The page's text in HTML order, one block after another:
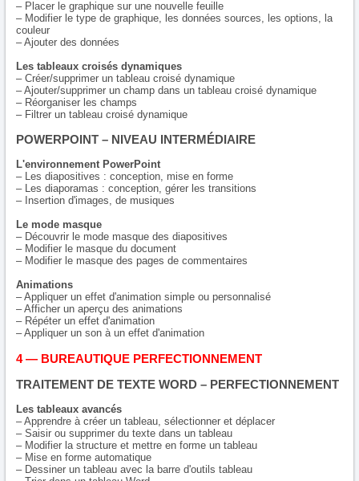
– Placer le graphique sur une nouvelle feuille
– Modifier le type de graphique, les données sources, les options, la
couleur
– Ajouter des données
Les tableaux croisés dynamiques
– Créer/supprimer un tableau croisé dynamique
– Ajouter/supprimer un champ dans un tableau croisé dynamique
– Réorganiser les champs
– Filtrer un tableau croisé dynamique
POWERPOINT – NIVEAU INTERMÉDIAIRE
L'environnement PowerPoint
– Les diapositives : conception, mise en forme
– Les diaporamas : conception, gérer les transitions
– Insertion d'images, de musiques
Le mode masque
– Découvrir le mode masque des diapositives
– Modifier le masque du document
– Modifier le masque des pages de commentaires
Animations
– Appliquer un effet d'animation simple ou personnalisé
– Afficher un aperçu des animations
– Répéter un effet d'animation
– Appliquer un son à un effet d'animation
4 — BUREAUTIQUE PERFECTIONNEMENT
TRAITEMENT DE TEXTE WORD – PERFECTIONNEMENT
Les tableaux avancés
– Apprendre à créer un tableau, sélectionner et déplacer
– Saisir ou supprimer du texte dans un tableau
– Modifier la structure et mettre en forme un tableau
– Mise en forme automatique
– Dessiner un tableau avec la barre d'outils tableau